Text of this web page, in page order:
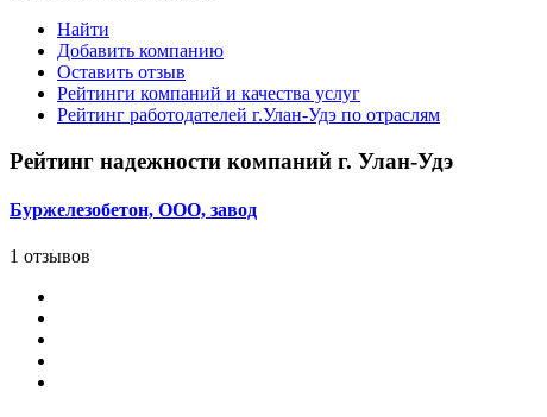
Найти
Добавить компанию
Оставить отзыв
Рейтинги компаний и качества услуг
Рейтинг работодателей г.Улан-Удэ по отраслям
Рейтинг надежности компаний г. Улан-Удэ
Буржелезобетон, ООО, завод
1 отзывов